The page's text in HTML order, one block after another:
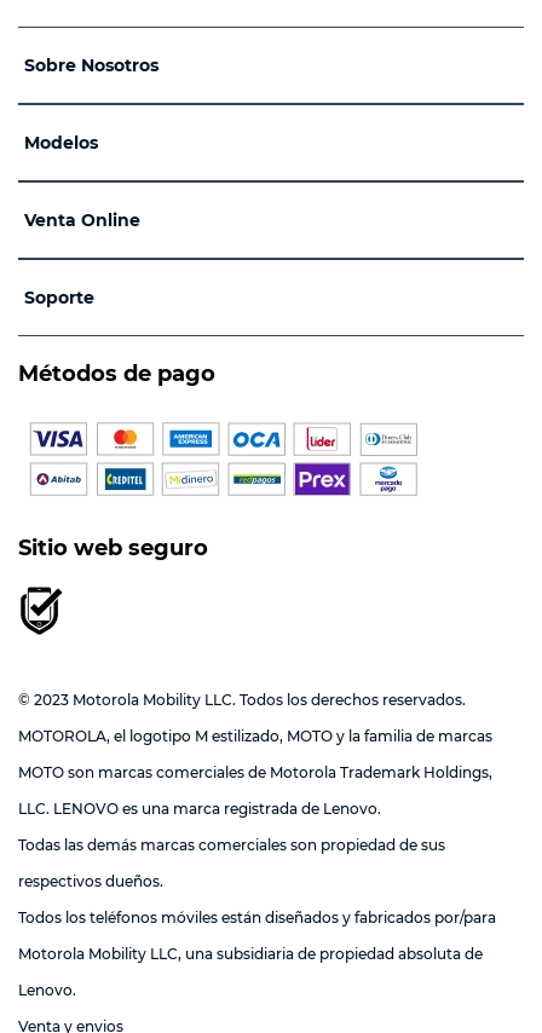
Sobre Nosotros
Modelos
Venta Online
Soporte
Métodos de pago
Sitio web seguro
© 2023 Motorola Mobility LLC. Todos los derechos reservados.
MOTOROLA, el logotipo M estilizado, MOTO y la familia de marcas
MOTO son marcas comerciales de Motorola Trademark Holdings,
LLC. LENOVO es una marca registrada de Lenovo.
Todas las demás marcas comerciales son propiedad de sus
respectivos dueños.
Todos los teléfonos móviles están diseñados y fabricados por/para
Motorola Mobility LLC, una subsidiaria de propiedad absoluta de
Lenovo.
Venta y envios